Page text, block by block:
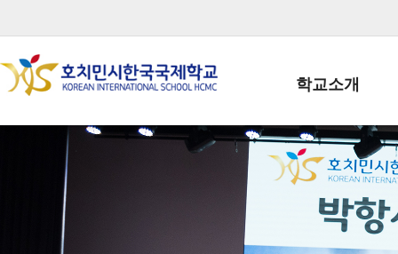
학교소개
학교장인사말
학생회장인사말
학교상징